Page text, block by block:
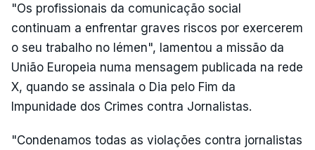
"Os profissionais da comunicação social
continuam a enfrentar graves riscos por exercerem
o seu trabalho no Iémen", lamentou a missão da
União Europeia numa mensagem publicada na rede
X, quando se assinala o Dia pelo Fim da
Impunidade dos Crimes contra Jornalistas.
"Condenamos todas as violações contra jornalistas